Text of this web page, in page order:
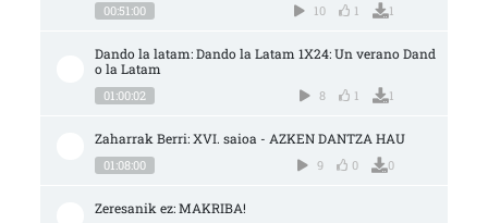
00:51:00 10 1 1
Dando la latam: Dando la Latam 1X24: Un verano Dand
o la Latam
01:00:02 8 1 1
Zaharrak Berri: XVI. saioa - AZKEN DANTZA HAU
01:08:00 9 0 0
Zeresanik ez: MAKRIBA!